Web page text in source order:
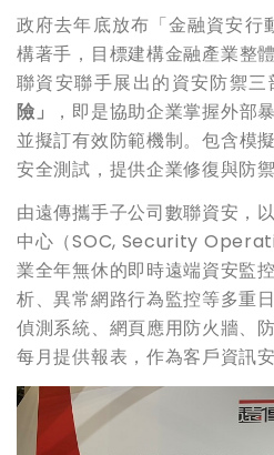
政府去年底放布「金融資安行
構著手，目標建構金融產業整
聯資安聯手展出的資安防禦三
險」
，即是協助企業掌握外部
並擬訂有效防範機制。包含模
安全測試，提供企業修復與防禦
由遠傳攜手子公司數聯資安，
中心（SOC, Security
業全年無休的即時遠端資安監
析、異常網路行為監控等多重
偵測系統、網頁應用防火牆、
每月提供報表，作為客戶資訊